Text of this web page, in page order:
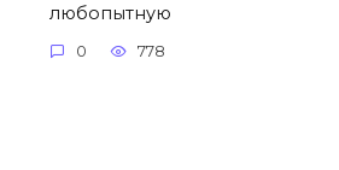
любопытную
0 778